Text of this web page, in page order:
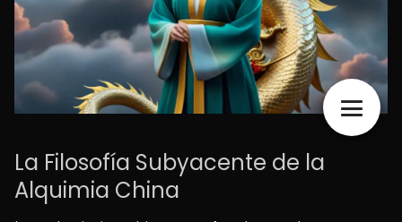
La Filosofía Subyacente de la
Alquimia China